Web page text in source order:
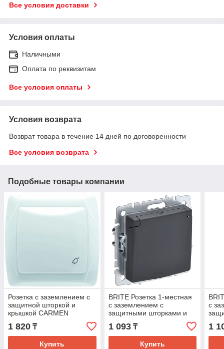
Все условия доставки
Условия оплаты
Наличными
Оплата по реквизитам
Все условия оплаты
Условия возврата
Возврат товара в течение 14 дней по договоренности
Все условия возврата
Подобные товары компании
Розетка с заземлением с
защитной шторкой и
крышкой CARMEN
1 820 ₸
Купить
BRITE Розетка 1-местная
с заземлением с
защитными шторками и
крышкой 16А IP20
РСбш10-3-БрГ графит IEK
1 093₸
Купить
с
IEK
1